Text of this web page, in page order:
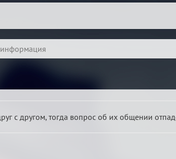
с другом, тогда вопрос об их общении